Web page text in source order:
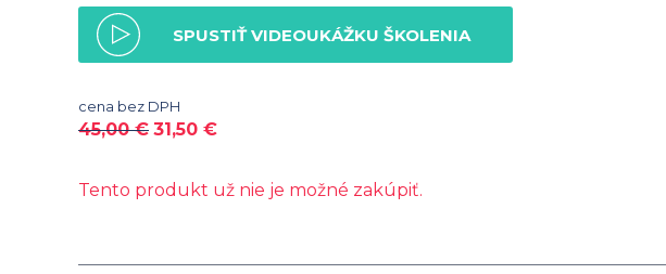
SPUSTIŤ VIDEOUKÁŽKU ŠKOLENIA
cena bez DPH
45,00€ 31,50 €
Tento produkt už nie je možné zakúpiť.